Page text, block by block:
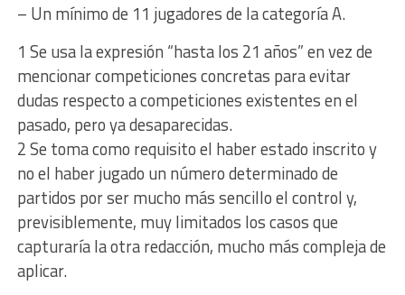
– Un mínimo de 11 jugadores de la categoría A.
1 Se usa la expresión “hasta los 21 años” en vez de
mencionar competiciones concretas para evitar
dudas respecto a competiciones existentes en el
pasado, pero ya desaparecidas.
2 Se toma como requisito el haber estado inscrito y
no el haber jugado un número determinado de
partidos por ser mucho más sencillo el control y,
previsiblemente, muy limitados los casos que
capturaría la otra redacción, mucho más compleja de
aplicar.